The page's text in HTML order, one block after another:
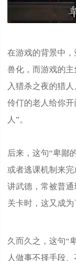
在游戏的背景中
兽化，而游戏的
入猎杀之夜的猎
伶仃的老人给你
人”。
后来，这句“卑鄙
或者逃课机制来
讲武德，常被普
关卡时，这又成为
久而久之，这句“
人做事不择手段、